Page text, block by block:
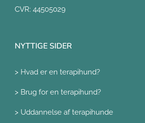
CVR: 44505029
NYTTIGE SIDER
> Hvad er en terapihund?
> Brug for en terapihund?
> Uddannelse af terapihunde